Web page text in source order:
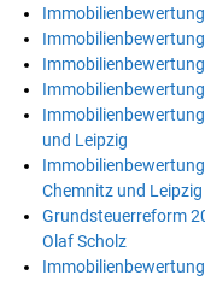
und Leipzig
Chemnitz und Leipzig
Grundsteuerreform
Olaf Scholz